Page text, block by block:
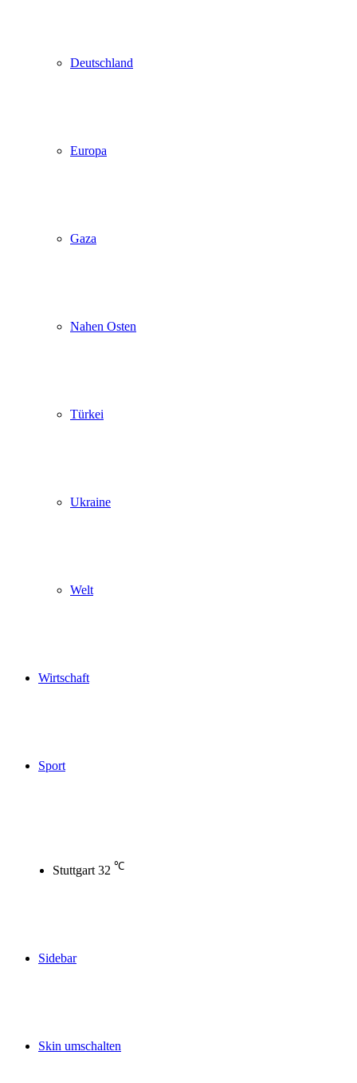
Deutschland
Europa
Gaza
Nahen Osten
Türkei
Ukraine
Welt
Wirtschaft
Sport
Stuttgart 32 ℃
Sidebar
Skin umschalten